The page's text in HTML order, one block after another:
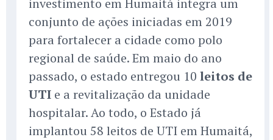
investimento em Humaitá integra um
conjunto de ações iniciadas em 2019
para fortalecer a cidade como polo
regional de saúde. Em maio do ano
passado, o estado entregou 10 leitos de
UTI e a revitalização da unidade
hospitalar. Ao todo, o Estado já
implantou 58 leitos de UTI em Humaitá,